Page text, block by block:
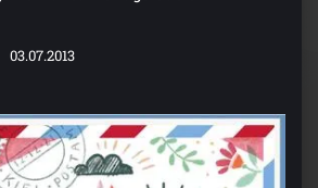
03.07.2013